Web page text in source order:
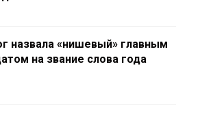
назвала «нишевый» главным
на звание слова года